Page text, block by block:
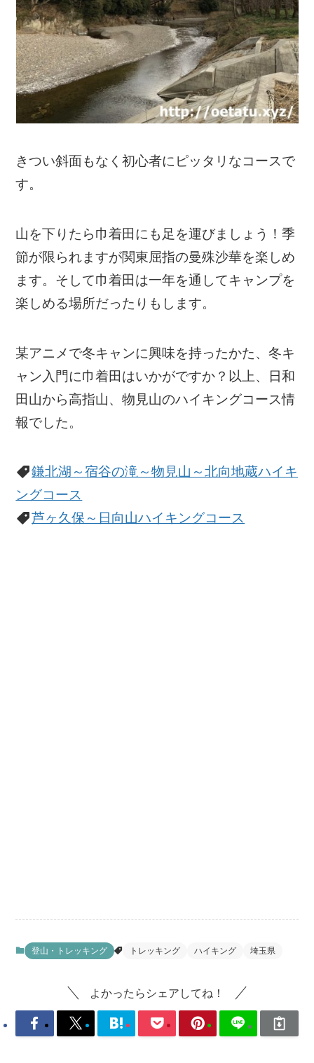
きつい斜面もなく初心者にピッタリなコースで
す。
山を下りたら巾着田にも足を運びましょう！季
節が限られますが関東屈指の曼殊沙華を楽しめ
ます。そして巾着田は一年を通してキャンプを
楽しめる場所だったりもします。
某アニメで冬キャンに興味を持ったかた、冬キ
ャン入門に巾着田はいかがですか？以上、日和
田山から高指山、物見山のハイキングコース情
報でした。
鎌北湖～宿谷の滝～物見山～北向地蔵ハイキ
ングコース
芦ヶ久保～日向山ハイキングコース
登山・トレッキング トレッキング ハイキング 埼玉県
よかったらシェアしてね！